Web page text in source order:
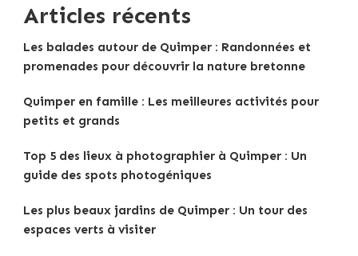
Articles récents
Les balades autour de Quimper : Randonnées et
promenades pour découvrir la nature bretonne
Quimper en famille : Les meilleures activités pour
petits et grands
Top 5 des lieux à photographier à Quimper : Un
guide des spots photogéniques
Les plus beaux jardins de Quimper : Un tour des
espaces verts à visiter